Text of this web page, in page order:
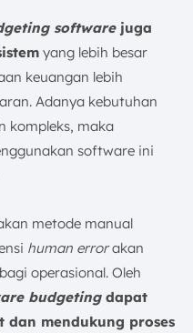
softwarejuga
yang lebih besar
keuangan lebih
Adanya kebutuhan
kompleks, maka
software ini
metode manual
human errorakan
operasional. Oleh
budgetingdapat
dan mendukung proses